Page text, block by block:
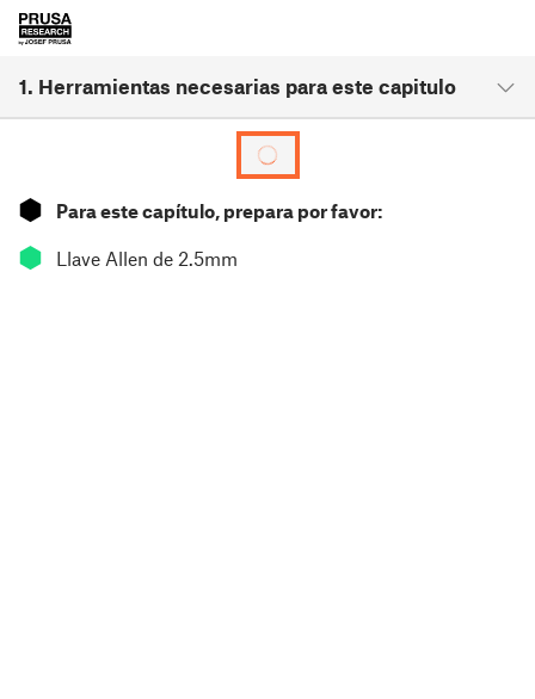
1. Herramientas necesarias para este capitulo
⬢ Para este capítulo, prepara por favor:
⬢ Llave Allen de 2.5mm